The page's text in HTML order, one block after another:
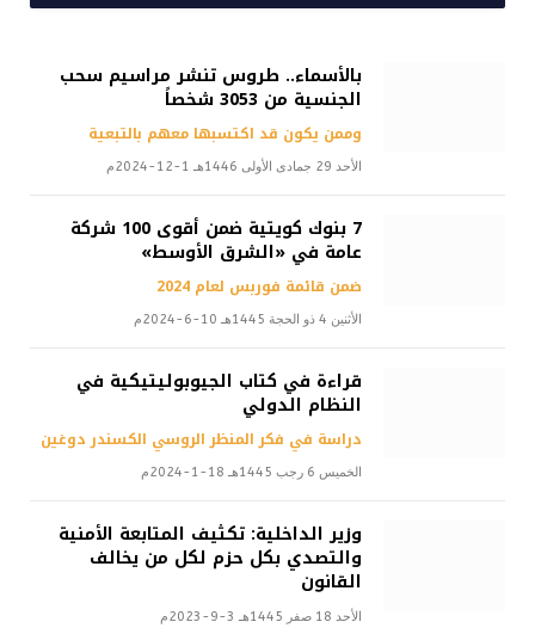
بالأسماء.. طروس تنشر مراسيم سحب
الجنسية من 3053 شخصاً
وممن يكون قد اكتسبها معهم بالتبعية
الأحد 29 جمادى الأولى 1446هـ 1-12-2024م
7 بنوك كويتية ضمن أقوى 100 شركة
عامة في «الشرق الأوسط»
ضمن قائمة فوربس لعام 2024
الأثنين 4 ذو الحجة 1445هـ 10-6-2024م
قراءة في كتاب الجيوبوليتيكية في
النظام الدولي
دراسة في فكر المنظر الروسي الكسندر دوغين
الخميس 6 رجب 1445هـ 18-1-2024م
وزير الداخلية: تكثيف المتابعة الأمنية
والتصدي بكل حزم لكل من يخالف
القانون
الأحد 18 صفر 1445هـ 3-9-2023م